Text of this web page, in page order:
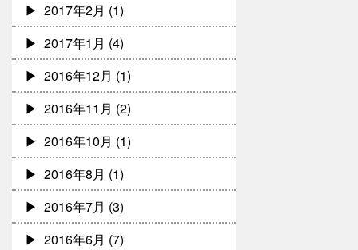
2017年2月 (1)
2017年1月 (4)
2016年12月 (1)
2016年11月 (2)
2016年10月 (1)
2016年8月 (1)
2016年7月 (3)
2016年6月 (7)